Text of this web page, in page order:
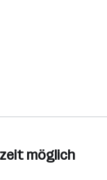
möglich